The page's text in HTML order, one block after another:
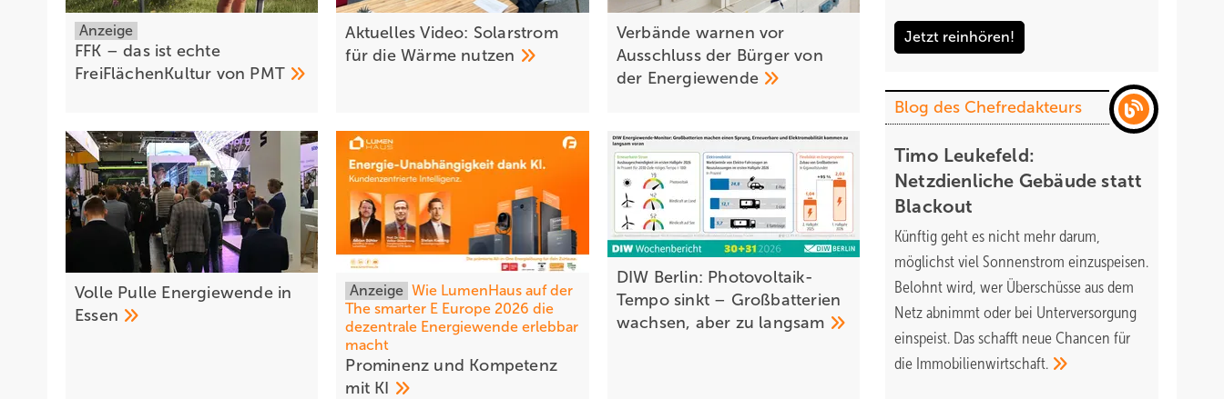
Anzeige
FFK – das ist echte
FreiFlächenKultur von PMT
Aktuelles Video: Solarstrom
für die Wärme nutzen
Verbände warnen vor
Ausschluss der Bürger von
der Energiewende
Volle Pulle Energiewende in
Essen
Anzeige Wie LumenHaus auf der
The smarter E Europe 2026 die
dezentrale Energiewende erlebbar
macht
Prominenz und Kompetenz
mit KI
DIW Berlin: Photovoltaik-
Tempo sinkt – Großbatterien
wachsen, aber zu langsam
Jetzt reinhören!
Blog des Chefredakteurs
Timo Leukefeld:
Netzdienliche Gebäude statt
Blackout
Künftig geht es nicht mehr darum,
möglichst viel Sonnenstrom einzuspeisen.
Belohnt wird, wer Überschüsse aus dem
Netz abnimmt oder bei Unterversorgung
einspeist. Das schafft neue Chancen für
die Immobilienwirtschaft.